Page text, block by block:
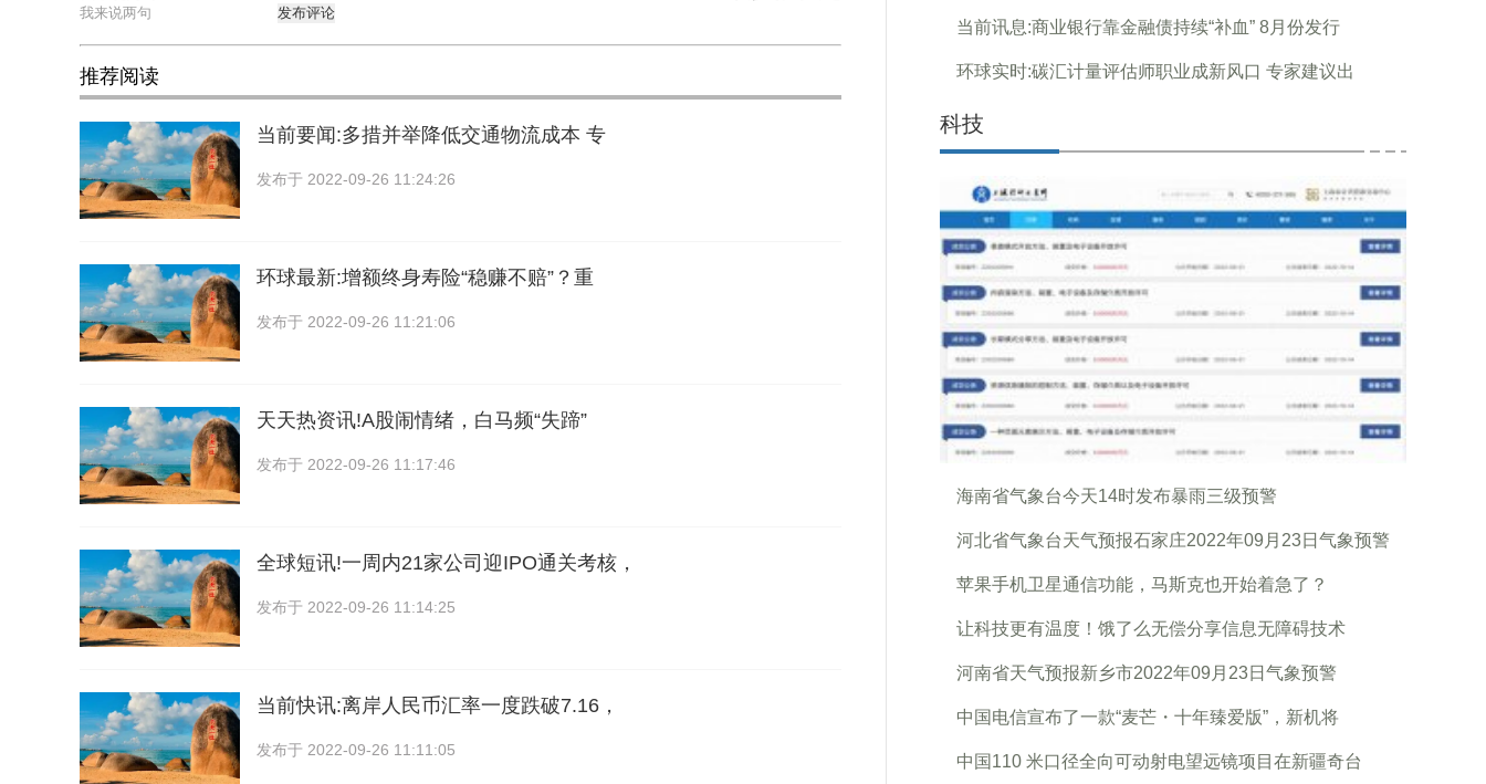
发布评论
推荐阅读
当前要闻:多措并举降低交通物流成本 专
发布于 2022-09-26 11:24:26
环球最新:增额终身寿险“稳赚不赔”？重
发布于 2022-09-26 11:21:06
天天热资讯!A股闹情绪，白马频“失蹄”
发布于 2022-09-26 11:17:46
全球短讯!一周内21家公司迎IPO通关考核，
发布于 2022-09-26 11:14:25
当前快讯:离岸人民币汇率一度跌破7.16，
发布于 2022-09-26 11:11:05
当前讯息:商业银行靠金融债持续“补血” 8月份发行
环球实时:碳汇计量评估师职业成新风口 专家建议出
科技
海南省气象台今天14时发布暴雨三级预警
河北省气象台天气预报石家庄2022年09月23日气象预警
苹果手机卫星通信功能，马斯克也开始着急了？
让科技更有温度！饿了么无偿分享信息无障碍技术
河南省天气预报新乡市2022年09月23日气象预警
中国电信宣布了一款“麦芒・十年臻爱版”，新机将
中国110 米口径全向可动射电望远镜项目在新疆奇台